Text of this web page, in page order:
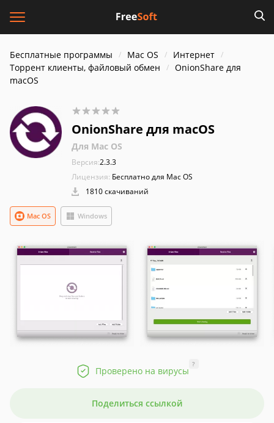
Бесплатные программы Mac OS
Интернет
Торрент клиенты, файловый обмен
OnionShare для
macOS
OnionShare для macOS
Для Mac OS
Версия:2.3.3
Лицензия: Бесплатно для Mac OS
1810 скачиваний
Windows
Mac OS
Проверено на вирусы
?
Поделиться ссылкой